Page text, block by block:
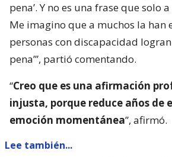
pena’. Y no es una frase que solo
Me imagino que a muchos la han
personas con discapacidad
pena’”, partió comentando.
“Creo que es una afirmación
injusta, porque reduce años de
emoción momentánea”, afirmó.
Lee también...